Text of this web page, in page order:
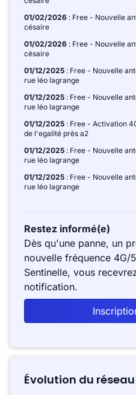
01/02/2026 : Free - Nouvelle
césaire
01/02/2026 : Free - Nouvelle
césaire
01/12/2025 : Free - Nouvelle
rue léo lagrange
01/12/2025 : Free - Nouvelle
rue léo lagrange
01/12/2025 : Free - Activation
de l'egalité près a2
01/12/2025 : Free - Nouvelle
rue léo lagrange
01/12/2025 : Free - Nouvelle
rue léo lagrange
Restez informé(e)
Dès qu'une panne, un
nouvelle fréquence 4G/
Sentinelle, vous
notification.
Évolution du réseau